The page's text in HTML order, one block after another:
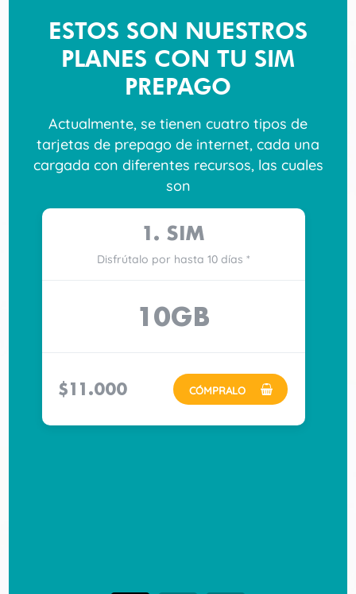
ESTOS SON NUESTROS
PLANES CON TU SIM
PREPAGO
Actualmente, se tienen cuatro tipos de
tarjetas de prepago de internet, cada una
cargada con diferentes recursos, las cuales
son
1. SIM
Disfrútalo por hasta 10 días *
10GB
$11.000 CÓMPRALO